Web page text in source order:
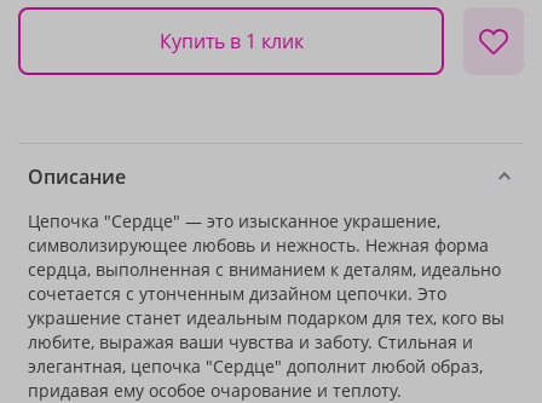
Купить в 1 клик
Описание
Цепочка "Сердце" — это изысканное украшение,
символизирующее любовь и нежность. Нежная форма
сердца, выполненная с вниманием к деталям, идеально
сочетается с утонченным дизайном цепочки. Это
украшение станет идеальным подарком для тех, кого вы
любите, выражая ваши чувства и заботу. Стильная и
элегантная, цепочка "Сердце" дополнит любой образ,
придавая ему особое очарование и теплоту.